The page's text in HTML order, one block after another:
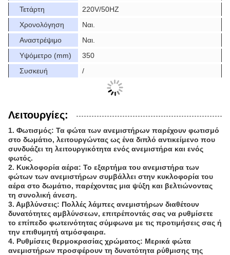
Τετάρτη
220V/50HZ
Χρονολόγηση
Ναι.
Αναστρέψιμο
Ναι.
Υψόμετρο (mm)
350
Συσκευή
/
Λειτουργίες:
1. Φωτισμός: Τα φώτα των ανεμιστήρων παρέχουν φωτισμό
στο δωμάτιο, λειτουργώντας ως ένα διπλό αντικείμενο που
συνδυάζει τη λειτουργικότητα ενός ανεμιστήρα και ενός
φωτός.
2. Κυκλοφορία αέρα: Το εξαρτήμα του ανεμιστήρα των
φώτων των ανεμιστήρων συμβάλλει στην κυκλοφορία του
αέρα στο δωμάτιο, παρέχοντας μια ψύξη και βελτιώνοντας
τη συνολική άνεση.
3. Αμβλύνσεις: Πολλές λάμπες ανεμιστήρων διαθέτουν
δυνατότητες αμβλύνσεων, επιτρέποντάς σας να ρυθμίσετε
το επίπεδο φωτεινότητας σύμφωνα με τις προτιμήσεις σας ή
την επιθυμητή ατμόσφαιρα.
4. Ρυθμίσεις θερμοκρασίας χρώματος: Μερικά φώτα
ανεμιστήρων προσφέρουν τη δυνατότητα ρύθμισης της